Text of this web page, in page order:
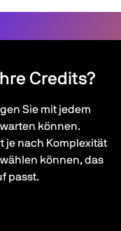
Credits?
Sie mit jedem
können.
je nach Komplexität
können, das
passt.